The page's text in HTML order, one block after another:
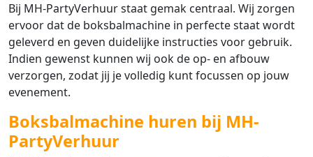
Bij MH-PartyVerhuur staat gemak centraal. Wij zorgen
ervoor dat de boksbalmachine in perfecte staat wordt
geleverd en geven duidelijke instructies voor gebruik.
Indien gewenst kunnen wij ook de op- en afbouw
verzorgen, zodat jij je volledig kunt focussen op jouw
evenement.
Boksbalmachine huren bij MH-
PartyVerhuur